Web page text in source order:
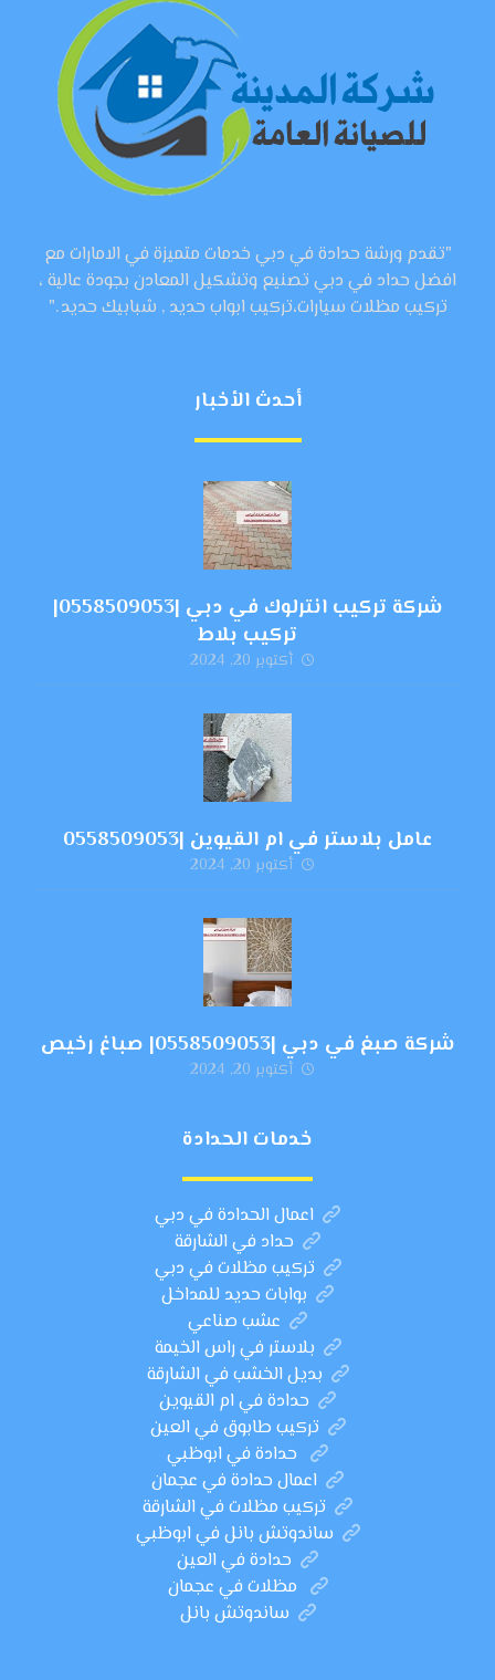
"تقدم ورشة حدادة في دبي خدمات متميزة في الامارات مع
افضل حداد في دبي تصنيع وتشكيل المعادن بجودة عالية ،
تركيب مظلات سيارات،تركيب ابواب حديد , شبابيك حديد ."
أحدث الأخبار
شركة تركيب انترلوك في دبي |0558509053|
تركيب بلاط
أكتوبر 20, 2024
عامل بلاستر في ام القيوين |0558509053
أكتوبر 20, 2024
شركة صبغ في دبي |0558509053| صباغ رخيص
أكتوبر 20, 2024
خدمات الحدادة
اعمال الحدادة في دبي
حداد في الشارقة
تركيب مظلات في دبي
بوابات حديد للمداخل
عشب صناعي
بلاستر في راس الخيمة
بديل الخشب في الشارقة
حدادة في ام القيوين
تركيب طابوق في العين
حدادة في ابوظبي
اعمال حدادة في عجمان
تركيب مظلات في الشارقة
ساندوتش بانل في ابوظبي
حدادة في العين
مظلات في عجمان
ساندوتش بانل